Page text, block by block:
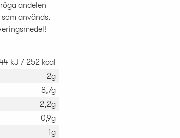
andelen
används.
kJ / 252 kcal
2g
8,7g
2,2g
0,9g
1g